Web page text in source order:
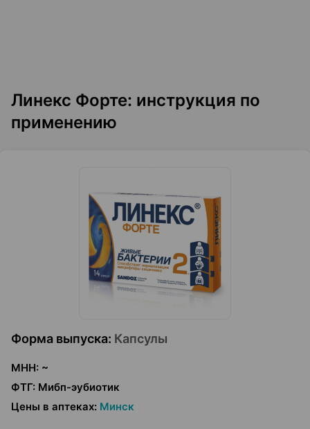
Линекс Форте: инструкция по
применению
Форма выпуска: Капсулы
МНН: ~
ФТГ: Мибп-эубиотик
Цены в аптеках: Минск